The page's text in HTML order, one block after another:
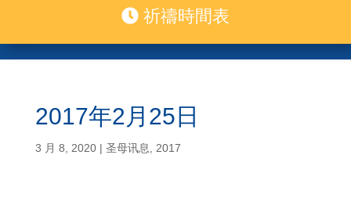
祈禱時間表
2017年2月25日
3 月 8, 2020| 圣母讯息 2017